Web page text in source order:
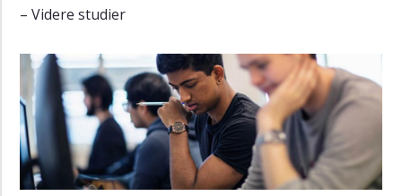
– Videre studier